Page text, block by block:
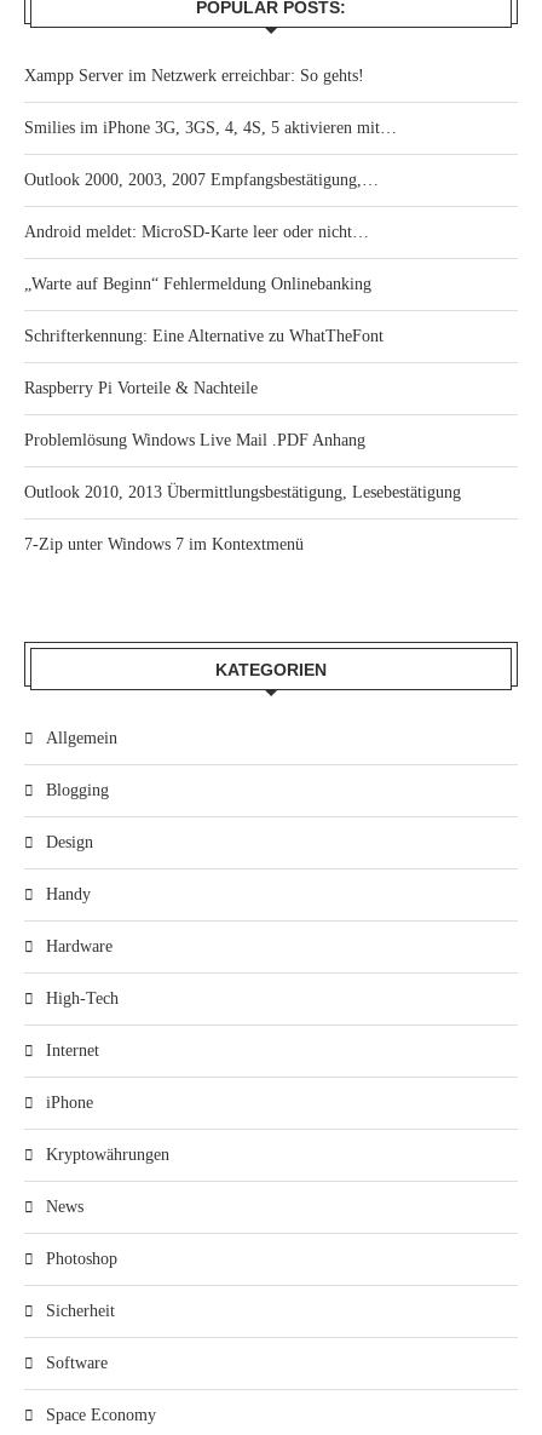
POPULAR POSTS:
Xampp Server im Netzwerk erreichbar: So gehts!
Smilies im iPhone 3G, 3GS, 4, 4S, 5 aktivieren mit…
Outlook 2000, 2003, 2007 Empfangsbestätigung,…
Android meldet: MicroSD-Karte leer oder nicht…
„Warte auf Beginn“ Fehlermeldung Onlinebanking
Schrifterkennung: Eine Alternative zu WhatTheFont
Raspberry Pi Vorteile & Nachteile
Problemlösung Windows Live Mail .PDF Anhang
Outlook 2010, 2013 Übermittlungsbestätigung, Lesebestätigung
7-Zip unter Windows 7 im Kontextmenü
KATEGORIEN
Allgemein
Blogging
Design
Handy
Hardware
High-Tech
Internet
iPhone
Kryptowährungen
News
Photoshop
Sicherheit
Software
Space Economy